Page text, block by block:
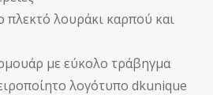
πλεκτό λουράκι καρπού και
με εύκολο τράβηγμα
λογότυπο dkunique